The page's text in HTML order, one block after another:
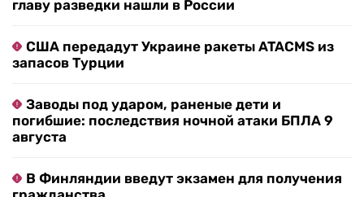
главу разведки нашли в России
США передадут Украине ракеты ATACMS из
запасов Турции
Заводы под ударом, раненые дети и
погибшие: последствия ночной атаки БПЛА 9
августа
В Финляндии введут экзамен для получения